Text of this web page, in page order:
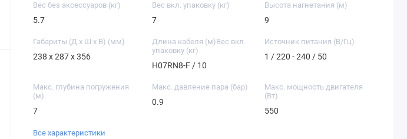
Вес без аксессуаров (кг)
5.7
Вес вкл. упаковку (кг)
7
Высота нагнетания (м)
9
Габариты (Д x Ш x В) (мм)
238 x 287 x 356
Длина кабеля (м)Вес вкл.
упаковку (кг)
H07RN8-F / 10
Источник питания (В/Гц)
1 / 220 - 240 / 50
Макс. глубина погружения
(м)
7
Макс. давление пара (бар)
0.9
Макс. мощность двигателя
(Вт)
550
Все характеристики